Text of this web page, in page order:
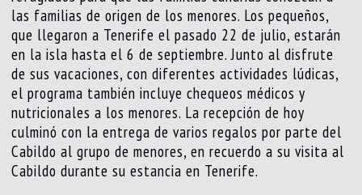
las familias de origen de los menores. Los pequeños,
que llegaron a Tenerife el pasado 22 de julio, estarán
en la isla hasta el 6 de septiembre. Junto al disfrute
de sus vacaciones, con diferentes actividades lúdicas,
el programa también incluye chequeos médicos y
nutricionales a los menores. La recepción de hoy
culminó con la entrega de varios regalos por parte del
Cabildo al grupo de menores, en recuerdo a su visita al
Cabildo durante su estancia en Tenerife.